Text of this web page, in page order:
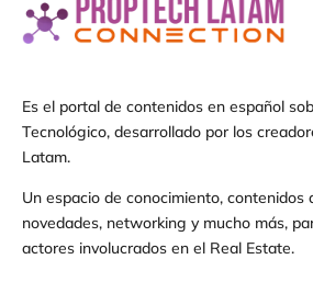
Es el portal de contenidos en español
Tecnológico, desarrollado por los
Latam.
Un espacio de conocimiento, contenidos
novedades, networking y mucho más,
actores involucrados en el Real Estate.